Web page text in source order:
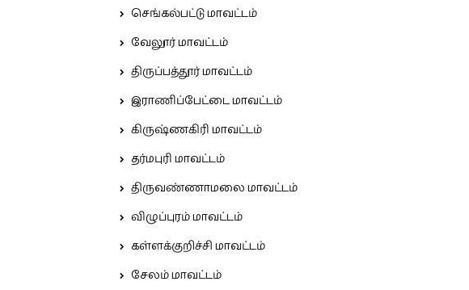
செங்கல்பட்டு மாவட்டம்
வேலூர் மாவட்டம்
திருப்பத்தூர் மாவட்டம்
இராணிப்பேட்டை மாவட்டம்
கிருஷ்ணகிரி மாவட்டம்
தர்மபுரி மாவட்டம்
திருவண்ணாமலை மாவட்டம்
விழுப்புரம் மாவட்டம்
கள்ளக்குறிச்சி மாவட்டம்
சேலம் மாவட்டம்